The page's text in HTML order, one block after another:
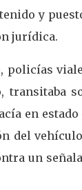
y
jurídica.
policías
transitaba
en estado
del
un